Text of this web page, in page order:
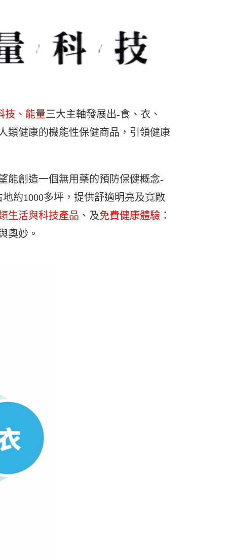
技、能量三大主軸發展出-食、衣、
類健康的機能性保健商品，引領健康
能創造一個無用藥的預防保健概念-
約1000多坪，提供舒適明亮及寬敞
生活與科技產品 、及免費健康體驗 ：
奧妙。